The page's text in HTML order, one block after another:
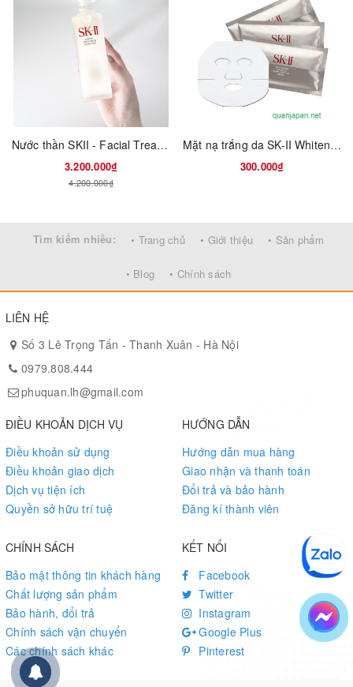
Nước thần SKII - Facial Treatment Essence - Hàng nội địa nhật bản
3.200.000₫
4.200.000₫
Mặt nạ trắng da SK-II Whitening Source Derm Revival Mask
300.000₫
Tìm kiếm nhiều: • Trang chủ • Giới thiệu • Sản phẩm
• Blog • Chính sách
LIÊN HỆ
Số 3 Lê Trọng Tấn - Thanh Xuân - Hà Nội
0979.808.444
phuquan.lh@gmail.com
ĐIỀU KHOẢN DỊCH VỤ
Điều khoản sử dụng
Điều khoản giao dịch
Dịch vụ tiện ích
Quyền sở hữu trí tuệ
HƯỚNG DẪN
Hướng dẫn mua hàng
Giao nhận và thanh toán
Đổi trả và bảo hành
Đăng kí thành viên
CHÍNH SÁCH
Bảo mật thông tin khách hàng
Chất lượng sản phẩm
Bảo hành, đổi trả
Chính sách vận chuyển
Các chính sách khác
KẾT NỐI
Facebook
Twitter
Instagram
Google Plus
Pinterest